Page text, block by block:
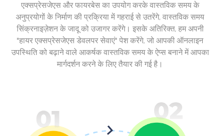
एक्सप्रेसजेएस और फायरबेस का उपयोग करके वास्तविक समय के
अनुप्रयोगों के निर्माण की प्रक्रिया में गहराई से उतरेंगे, वास्तविक समय
सिंक्रनाइज़ेशन के जादू को उजागर करेंगे। इसके अतिरिक्त, हम अपनी
"हायर एक्सप्रेसजेएस डेवलपर सेवाएं" पेश करेंगे, जो आपकी ऑनलाइन
उपस्थिति को बढ़ाने वाले आकर्षक वास्तविक समय के ऐप्स बनाने में आपका
मार्गदर्शन करने के लिए तैयार की गई है।